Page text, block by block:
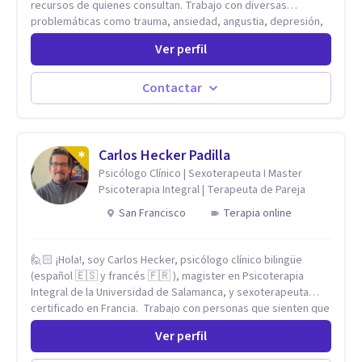
recursos de quienes consultan. Trabajo con diversas
problemáticas como trauma, ansiedad, angustia, depresión,
estrés, violencias, abuso sexual y procesos migratorios,
entre otros. Ofrezco un espacio seguro, de escucha activa y
contención, comprometido con tu bienestar emocional y con
un enfoque centrado en el autoconocimiento y el aprendizaje
mutuo. Mi manera de trabajar se enfoca principalmente en los
tu ritmo y posibilidades.
Ver perfil
Contactar
Carlos Hecker Padilla
Psicólogo Clínico | Sexoterapeuta I Master
Psicoterapia Integral | Terapeuta de Pareja
San Francisco
Terapia online
🙋🏻 ¡Hola!, soy Carlos Hecker, psicólogo clínico bilingüe
(español 🇪🇸 y francés 🇫🇷 ), magister en Psicoterapia
Integral de la Universidad de Salamanca, y sexoterapeuta
certificado en Francia. Trabajo con personas que sienten que
algo en su vida dejó de calzar: ansiedad que se desborda,
tristeza que no se va, duelos que se alargan, relaciones que
repiten el mismo patrón o preguntas en torno a la sexualidad
Ver perfil